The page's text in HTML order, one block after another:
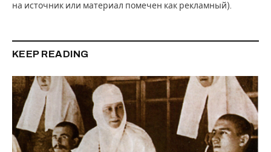
на источник или материал помечен как рекламный).
KEEP READING